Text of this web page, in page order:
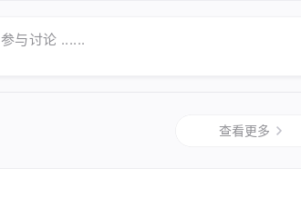
参与讨论 ......
查看更多